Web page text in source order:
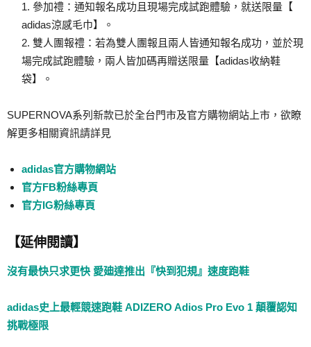
1. 參加禮：通知報名成功且現場完成試跑體驗，就送限量【
adidas涼感毛巾】。
2. 雙人團報禮：若為雙人團報且兩人皆通知報名成功，並於現
場完成試跑體驗，兩人皆加碼再贈送限量【adidas收納鞋
袋】。
SUPERNOVA系列新款已於全台門市及官方購物網站上市，欲瞭
解更多相關資訊請詳見
adidas官方購物網站
官方FB粉絲專頁
官方IG粉絲專頁
【延伸閱讀】
沒有最快只求更快 愛廸達推出『快到犯規』速度跑鞋
adidas史上最輕競速跑鞋 ADIZERO Adios Pro Evo 1 顛覆認知
挑戰極限